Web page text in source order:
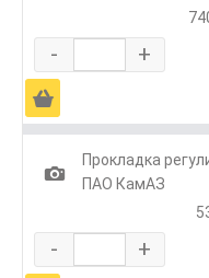
- +
Ä
1
Прокладка
ПАО КамАЗ
- +